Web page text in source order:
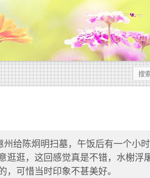
州给陈炯明扫墓，午饭后有一个小
逛逛，这回感觉真是不错，水榭浮
可惜当时印象不甚美好。